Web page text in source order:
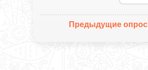
Предыдущие